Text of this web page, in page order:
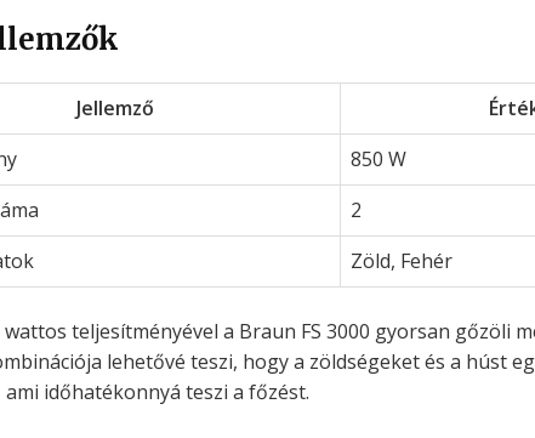
Jellemző
850 W
2
Zöld, Fehér
wattos teljesítményével a Braun FS 3000 gyorsan gőzöli
lehetővé teszi, hogy a zöldségeket és a húst
ami időhatékonnyá teszi a főzést.